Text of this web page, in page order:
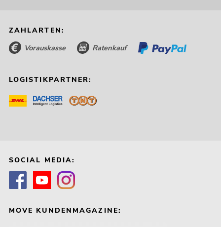
ZAHLARTEN:
Vorauskasse Ratenkauf
LOGISTIKPARTNER:
SOCIAL MEDIA:
MOVE KUNDENMAGAZINE: